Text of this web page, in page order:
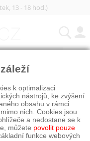
13 - 18 hod.)
k optimalizaci
nástrojů, ke zvýšení
obsahu v rámci
nich. Cookies jsou
a nedostane se k
můžete povolit pouze
funkce webových